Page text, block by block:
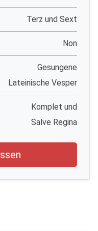
Terz und Sext
Non
Gesungene
Lateinische Vesper
Komplet und
Salve Regina